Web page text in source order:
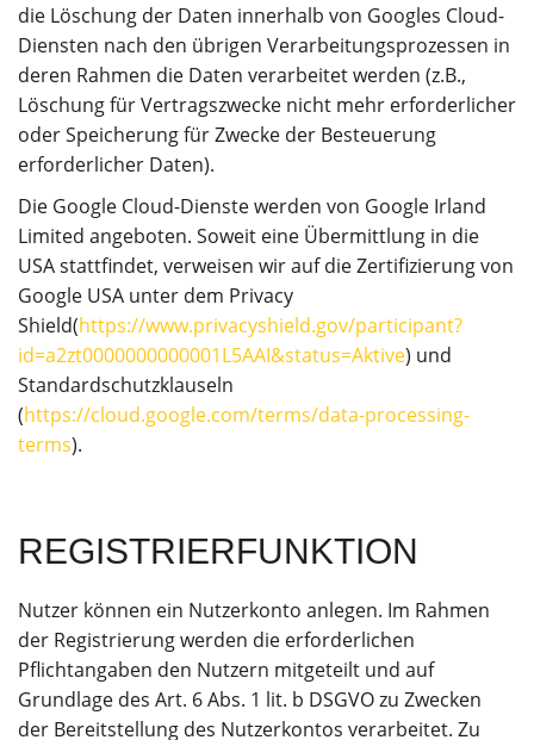
die Löschung der Daten innerhalb von Googles Cloud-
Diensten nach den übrigen Verarbeitungsprozessen in
deren Rahmen die Daten verarbeitet werden (z.B.,
Löschung für Vertragszwecke nicht mehr erforderlicher
oder Speicherung für Zwecke der Besteuerung
erforderlicher Daten).
Die Google Cloud-Dienste werden von Google Irland
Limited angeboten. Soweit eine Übermittlung in die
USA stattfindet, verweisen wir auf die Zertifizierung von
Google USA unter dem Privacy
Shield(https://www.privacyshield.gov/participant?
id=a2zt0000000000001L5AAI&status=Aktive) und
Standardschutzklauseln
(https://cloud.google.com/terms/data-processing-
terms).
REGISTRIERFUNKTION
Nutzer können ein Nutzerkonto anlegen. Im Rahmen
der Registrierung werden die erforderlichen
Pflichtangaben den Nutzern mitgeteilt und auf
Grundlage des Art. 6 Abs. 1 lit. b DSGVO zu Zwecken
der Bereitstellung des Nutzerkontos verarbeitet. Zu